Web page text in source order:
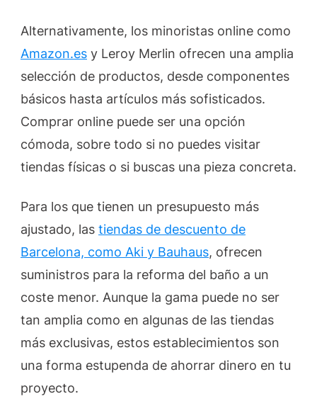
Alternativamente, los minoristas online como
Amazon.es y Leroy Merlin ofrecen una amplia
selección de productos, desde componentes
básicos hasta artículos más sofisticados.
Comprar online puede ser una opción
cómoda, sobre todo si no puedes visitar
tiendas físicas o si buscas una pieza concreta.
Para los que tienen un presupuesto más
ajustado, las tiendas de descuento de
Barcelona, como Aki y Bauhaus, ofrecen
suministros para la reforma del baño a un
coste menor. Aunque la gama puede no ser
tan amplia como en algunas de las tiendas
más exclusivas, estos establecimientos son
una forma estupenda de ahorrar dinero en tu
proyecto.